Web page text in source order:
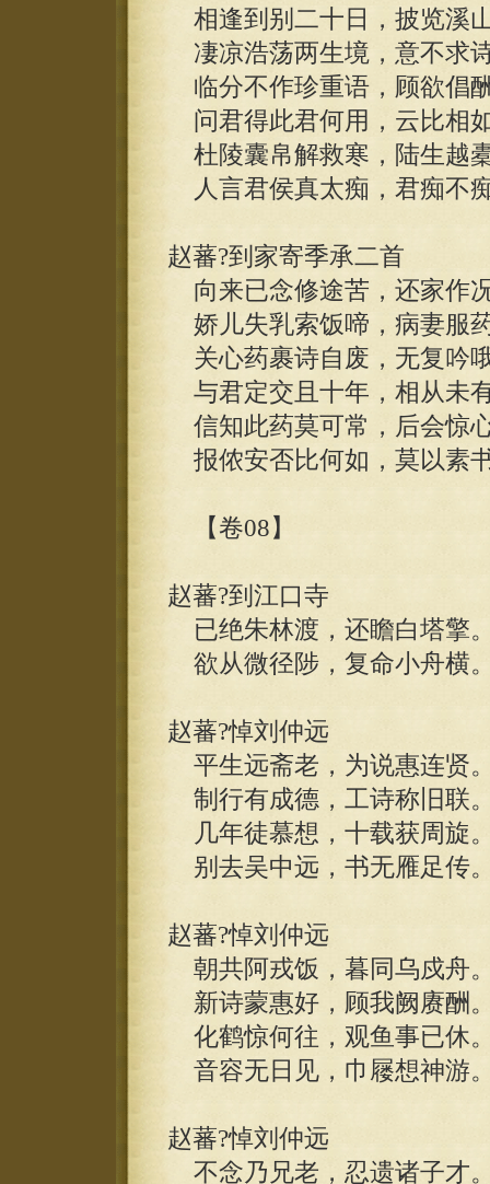
相逢到别二十日，披览溪
凄凉浩荡两生境，意不求
临分不作珍重语，顾欲倡
问君得此君何用，云比相
杜陵囊帛解救寒，陆生越
人言君侯真太痴，君痴不
赵蕃?到家寄季承二首
向来已念修途苦，还家作
娇儿失乳索饭啼，病妻服
关心药裹诗自废，无复吟
与君定交且十年，相从未
信知此药莫可常，后会惊
报侬安否比何如，莫以素
【卷08】
赵蕃?到江口寺
已绝朱林渡，还瞻白塔擎
欲从微径陟，复命小舟横
赵蕃?悼刘仲远
平生远斋老，为说惠连贤
制行有成德，工诗称旧联
几年徒慕想，十载获周旋
别去吴中远，书无雁足传
赵蕃?悼刘仲远
朝共阿戎饭，暮同乌戍舟
新诗蒙惠好，顾我阙赓酬
化鹤惊何往，观鱼事已休
音容无日见，巾屦想神游
赵蕃?悼刘仲远
不念乃兄老，忍遗诸子才